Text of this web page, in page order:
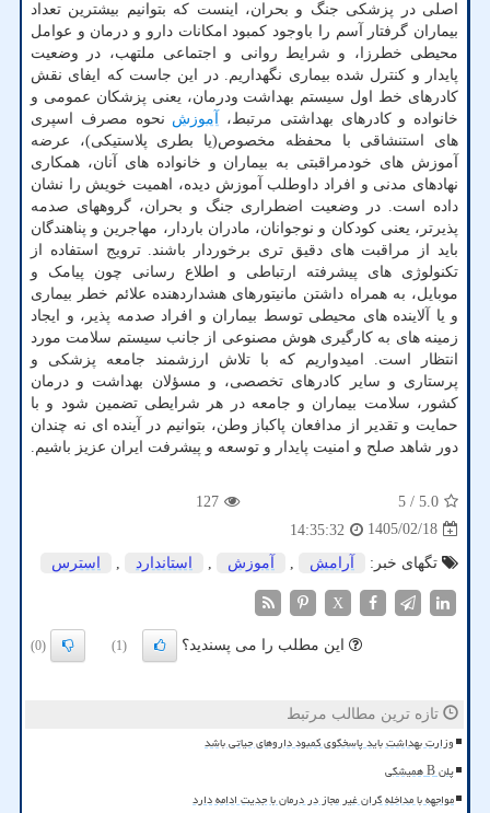
اصلی در پزشکی جنگ و بحران، اینست که بتوانیم بیشترین تعداد
بیماران گرفتار آسم را باوجود کمبود امکانات دارو و درمان و عوامل
محیطی خطرزا، و شرایط روانی و اجتماعی ملتهب، در وضعیت
پایدار و کنترل شده بیماری نگهداریم. در این جاست که ایفای نقش
کادرهای خط اول سیستم بهداشت ودرمان، یعنی پزشکان عمومی و
خانواده و کادرهای بهداشتی مرتبط،
آموزش نحوه مصرف اسپری
های استنشاقی با محفظه مخصوص(یا بطری پلاستیکی)، عرضه
آموزش های خودمراقبتی به بیماران و خانواده های آنان، همکاری
نهادهای مدنی و افراد داوطلب آموزش دیده، اهمیت خویش را نشان
داده است. در وضعیت اضطراری جنگ و بحران، گروههای صدمه
پذیرتر، یعنی کودکان و نوجوانان، مادران باردار، مهاجرین و پناهندگان
باید از مراقبت های دقیق تری برخوردار باشند. ترویج استفاده از
تکنولوژی های پیشرفته ارتباطی و اطلاع رسانی چون پیامک و
موبایل، به همراه داشتن مانیتورهای هشداردهنده علائم خطر بیماری
و یا آلاینده های محیطی توسط بیماران و افراد صدمه پذیر، و ایجاد
زمینه های به کارگیری هوش مصنوعی از جانب سیستم سلامت مورد
انتظار است. امیدواریم که با تلاش ارزشمند جامعه پزشکی و
پرستاری و سایر کادرهای تخصصی، و مسؤلان بهداشت و درمان
کشور، سلامت بیماران و جامعه در هر شرایطی تضمین شود و با
حمایت و تقدیر از مدافعان پاکباز وطن، بتوانیم در آینده ای نه چندان
دور شاهد صلح و امنیت پایدار و توسعه و پیشرفت ایران عزیز باشیم.
5.0
/ 5
127
1405/02/18
14:35:32
تگهای خبر:
آرامش , آموزش , استاندارد , استرس
X
این مطلب را می پسندید؟ (1)
(0)
تازه ترین مطالب مرتبط
وزارت بهداشت باید پاسخگوی کمبود داروهای حیاتی باشد
پلن B همیشگی
مواجهه با مداخله گران غیر مجاز در درمان با جدیت ادامه دارد